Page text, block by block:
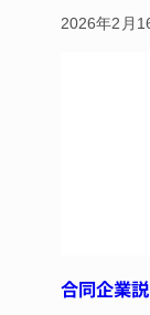
2026年2月
合同企業